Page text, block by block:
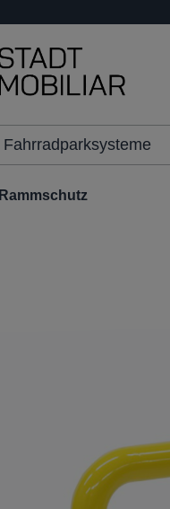
Fahrradparksysteme
Rammschutz